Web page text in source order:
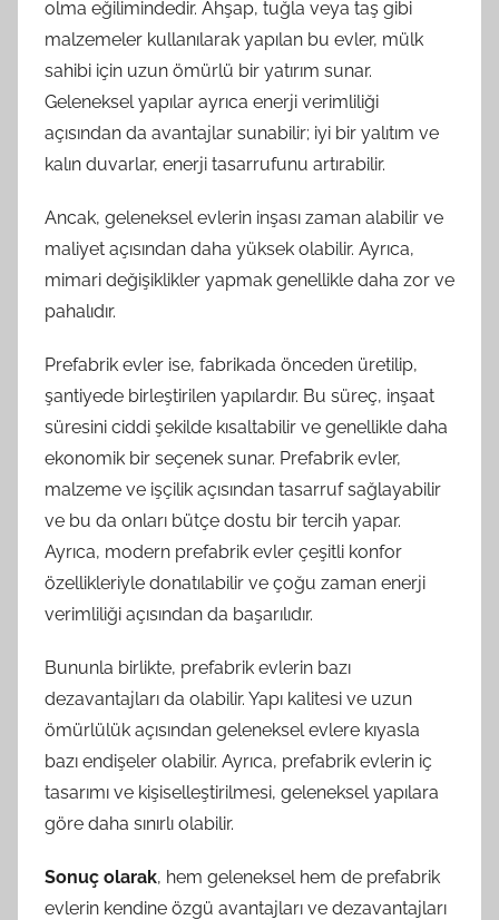
olma eğilimindedir. Ahşap, tuğla veya taş gibi
malzemeler kullanılarak yapılan bu evler, mülk
sahibi için uzun ömürlü bir yatırım sunar.
Geleneksel yapılar ayrıca enerji verimliliği
açısından da avantajlar sunabilir; iyi bir yalıtım ve
kalın duvarlar, enerji tasarrufunu artırabilir.
Ancak, geleneksel evlerin inşası zaman alabilir ve
maliyet açısından daha yüksek olabilir. Ayrıca,
mimari değişiklikler yapmak genellikle daha zor ve
pahalıdır.
Prefabrik evler ise, fabrikada önceden üretilip,
şantiyede birleştirilen yapılardır. Bu süreç, inşaat
süresini ciddi şekilde kısaltabilir ve genellikle daha
ekonomik bir seçenek sunar. Prefabrik evler,
malzeme ve işçilik açısından tasarruf sağlayabilir
ve bu da onları bütçe dostu bir tercih yapar.
Ayrıca, modern prefabrik evler çeşitli konfor
özellikleriyle donatılabilir ve çoğu zaman enerji
verimliliği açısından da başarılıdır.
Bununla birlikte, prefabrik evlerin bazı
dezavantajları da olabilir. Yapı kalitesi ve uzun
ömürlülük açısından geleneksel evlere kıyasla
bazı endişeler olabilir. Ayrıca, prefabrik evlerin iç
tasarımı ve kişiselleştirilmesi, geleneksel yapılara
göre daha sınırlı olabilir.
Sonuç olarak, hem geleneksel hem de prefabrik
evlerin kendine özgü avantajları ve dezavantajları